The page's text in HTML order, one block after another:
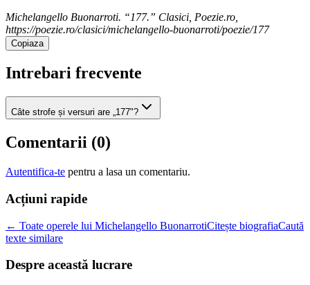
Michelangello Buonarroti. “177.” Clasici, Poezie.ro,
https://poezie.ro/clasici/michelangello-buonarroti/poezie/177
Copiaza
Intrebari frecvente
Câte strofe și versuri are „177"?
Comentarii (0)
Autentifica-te pentru a lasa un comentariu.
Acțiuni rapide
← Toate operele lui Michelangello BuonarrotiCitește biografiaCaută
texte similare
Despre această lucrare